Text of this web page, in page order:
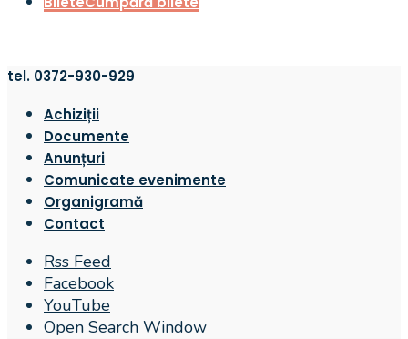
tel. 0372-930-929
Achiziții
Documente
Anunțuri
Comunicate evenimente
Organigramă
Contact
Rss Feed
Facebook
YouTube
Open Search Window